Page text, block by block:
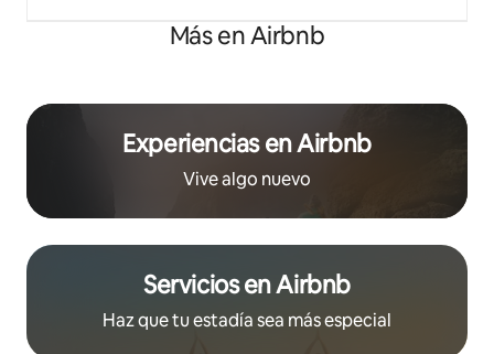
Más en Airbnb
Experiencias en Airbnb
Vive algo nuevo
Servicios en Airbnb
Haz que tu estadía sea más especial